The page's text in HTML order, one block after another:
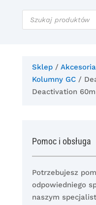
Wyszukiwarka
produktów
Sklep/
Kolumny GC/
Deactivation
Pomoc i obsługa
Potrzebujesz
odpowiedniego
naszym